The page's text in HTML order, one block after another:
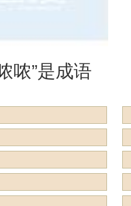
哝”是成语
形容什么？